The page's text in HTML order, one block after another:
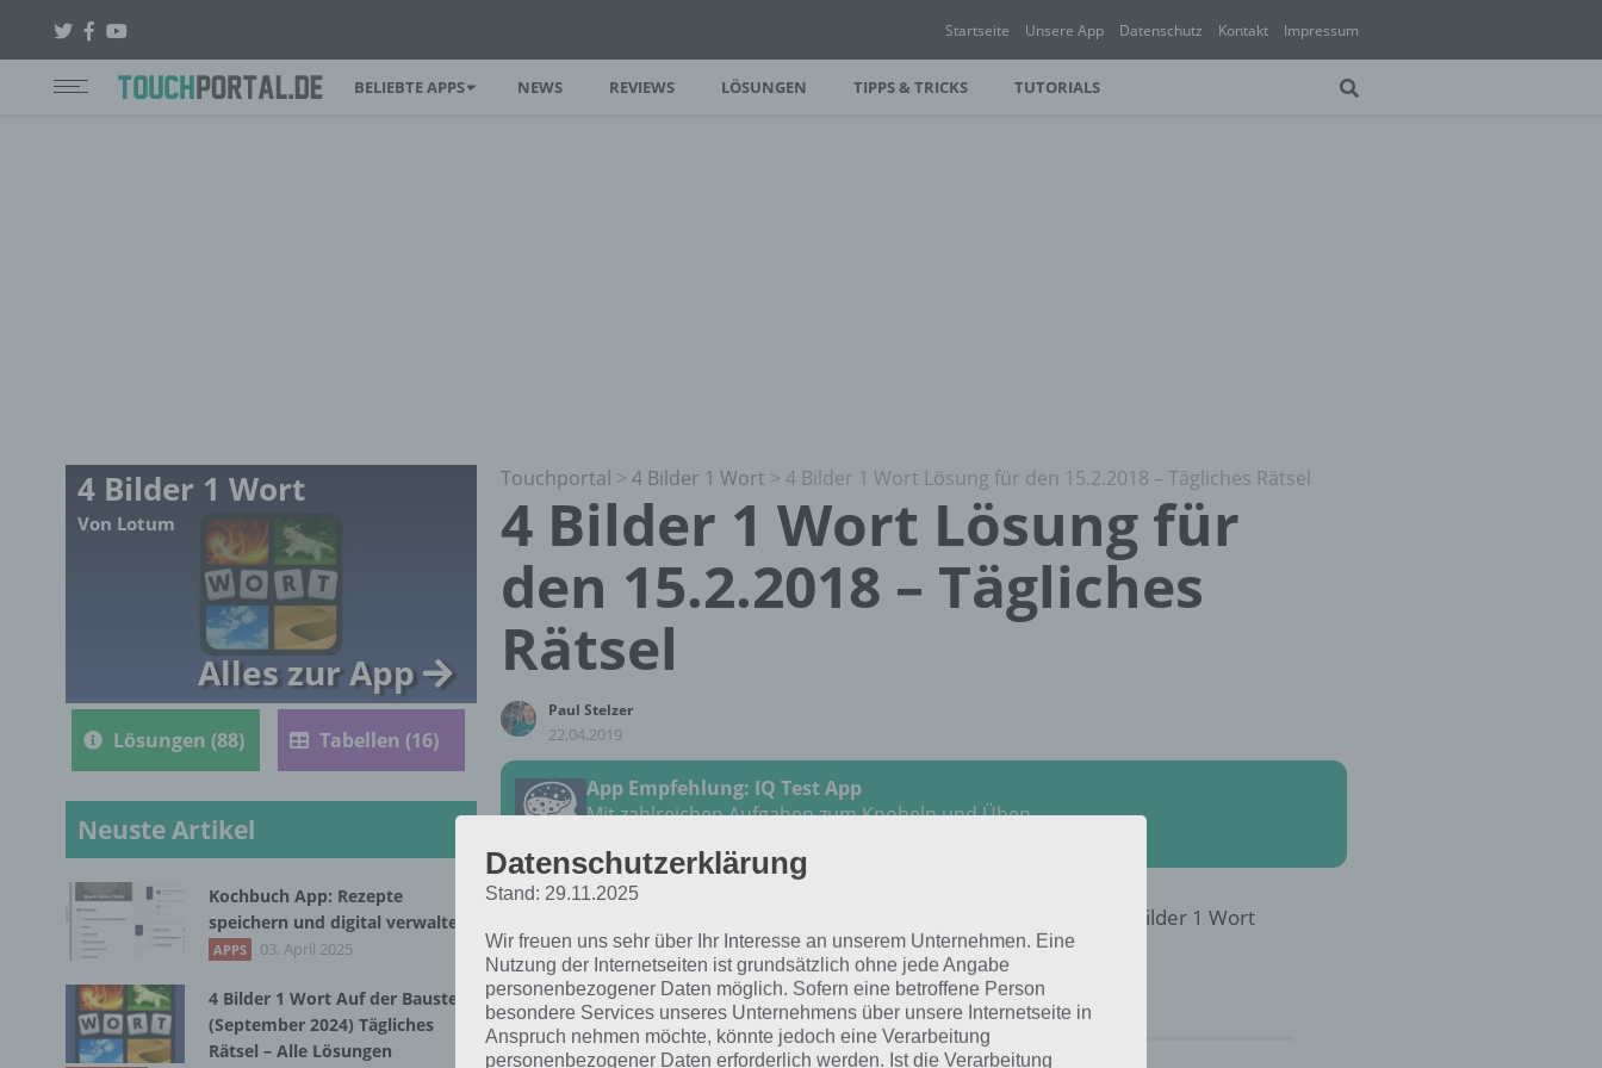
Startseite Unsere App Datenschutz Kontakt Impressum
BELIEBTE APPS NEWS REVIEWS LÖSUNGEN TIPPS & TRICKS TUTORIALS
Touchportal > 4 Bilder 1 Wort > 4 Bilder 1 Wort Lösung für den 15.2.2018 – Tägliches Rätsel
4 Bilder 1 Wort Lösung für
den 15.2.2018 – Tägliches
Rätsel
Paul Stelzer
22.04.2019
App Empfehlung: IQ Test App
Mit zahlreichen Aufgaben zum Knobeln und Üben
Die Lösung für das tägliche Rätsel zu Südkorea im Februar 2018 in 4 Bilder 1 Wort
vom 15.2.2018 lautet:
TROMMEL
4 Bilder 1 Wort
Von Lotum
Alles zur App
Lösungen (88) Tabellen (16)
Neuste Artikel
Kochbuch App: Rezepte
speichern und digital verwalten
APPS 03. April 2025
4 Bilder 1 Wort Auf der Baustelle
(September 2024) Tägliches
Rätsel – Alle Lösungen
Datenschutzerklärung
Stand: 29.11.2025
Wir freuen uns sehr über Ihr Interesse an unserem Unternehmen. Eine
Nutzung der Internetseiten ist grundsätzlich ohne jede Angabe
personenbezogener Daten möglich. Sofern eine betroffene Person
besondere Services unseres Unternehmens über unsere Internetseite in
Anspruch nehmen möchte, könnte jedoch eine Verarbeitung
personenbezogener Daten erforderlich werden. Ist die Verarbeitung